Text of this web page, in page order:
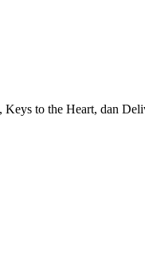
Keys to the Heart, dan